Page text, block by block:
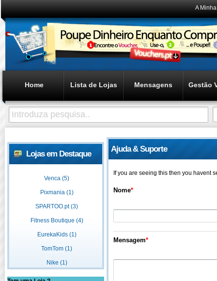
A
Home Lista de Lojas Mensagens Gestão
Lojas em Destaque
Venca (5)
Pixmania (1)
SPARTOO.pt (3)
Fitness Boutique (4)
EurekaKids (1)
TomTom (1)
Nike (1)
Ajuda & Suporte
If you are seeing this then you havent
Nome*
Mensagem*